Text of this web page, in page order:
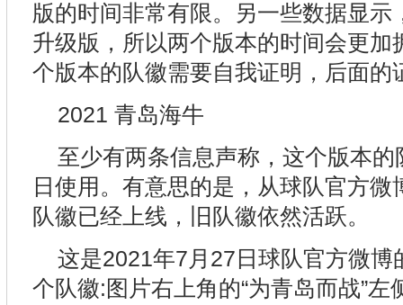
版的时间非常有限。另一些数据显示
升级版，所以两个版本的时间会更加
个版本的队徽需要自我证明，后面的
2021 青岛海牛
至少有两条信息声称，这个版本
日使用。有意思的是，从球队官方
队徽已经上线，旧队徽依然活跃。
这是2021年7月27日球队官方微博
个队徽:图片右上角的“为青岛而战”